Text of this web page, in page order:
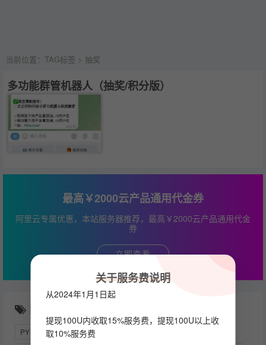
当前位置： TAG标签 > 抽奖
多功能群管机器人（抽奖/积分版）
最高￥2000云产品通用代金券
阿里云专属优惠，本站服务器推荐，最高￥2000云产品通用代金
券
立即查看
PY下载 使用教程
关于服务费说明
从2024年1月1日起
提现100U内收取15%服务费，提现100U以上收
取10%服务费